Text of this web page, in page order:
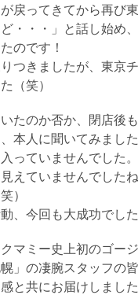
戻ってきてから再び
・・・」と話し始め
のです！
つきましたが、東京
（笑）
たのか否か、閉店後
本人に聞いてみました
っていませんでした
えていませんでしたね
）
、今回も大成功でした
マミー史上初のゴー
」の凄腕スタッフの
と共にお届けしました